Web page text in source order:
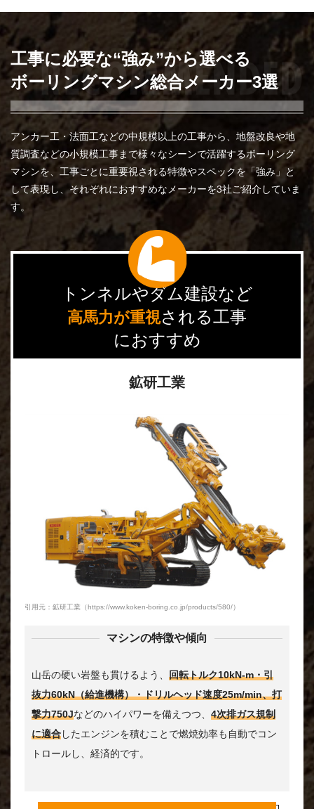
工事に必要な“強み”から選べる
ボーリングマシン総合メーカー3選
アンカー工・法面工などの中規模以上の工事から、地盤改良や地
質調査などの小規模工事まで様々なシーンで活躍するボーリング
マシンを、工事ごとに重要視される特徴やスペックを「強み」と
して表現し、それぞれにおすすめなメーカーを3社ご紹介していま
す。
トンネルやダム建設など
高馬力が重視される工事
におすすめ
鉱研工業
引用元：鉱研工業（https://www.koken-boring.co.jp/products/580/）
マシンの特徴や傾向
山岳の硬い岩盤も貫けるよう、 回転トルク10kN-m・引
抜力60kN（給進機構）・ドリルヘッド速度25m/min、打
撃力750Jなどのハイパワーを備えつつ、 4次排ガス規制
に適合したエンジンを積むことで燃焼効率も自動でコン
トロールし、経済的です。